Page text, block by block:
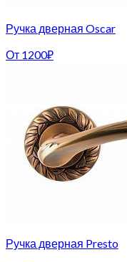
Ручка дверная Oscar
От 1200₽
Ручка дверная Presto